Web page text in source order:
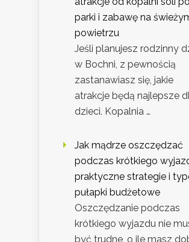
parki i zabawę na
powietrzu
Jeśli planujesz rodzinny
w Bochni, z pewnością
zastanawiasz się, jakie
atrakcje będą najlepsze
dzieci. Kopalnia …
Jak mądrze oszczędzać
podczas krótkiego
praktyczne strategie i
pułapki budżetowe
Oszczędzanie podczas
krótkiego wyjazdu nie
być trudne, o ile masz